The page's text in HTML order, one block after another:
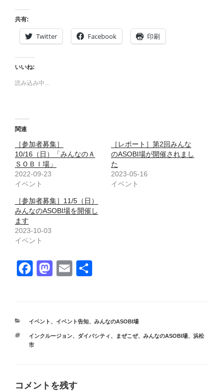
共有:
Twitter Facebook 印刷
いいね:
読み込み中…
関連
［参加者募集］
10/16（日）「みんなのＡ
ＳＯＢＩ場」
2022-09-23
イベント
［レポート］第2回みんな
のASOBI場が開催されまし
た
2023-05-16
イベント
［参加者募集］11/5（日）
みんなのASOBI場を開催し
ます
2023-10-03
イベント
F
e
b
o
k
M
o
d
E
カ
ゴ
リ
イベント 、 イベント告知、 みんなのASOBI場
タ
グ
インクルージョン、 ダイバシティ、 まぜこぜ、 みんなのASOBI場、 浜松
市
コメントを残す